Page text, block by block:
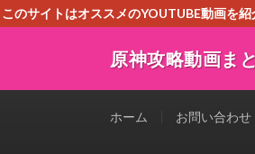
このサイトはオススメのYOUTUBE動画を
原神攻略動画ま
ホーム お問い合わせ